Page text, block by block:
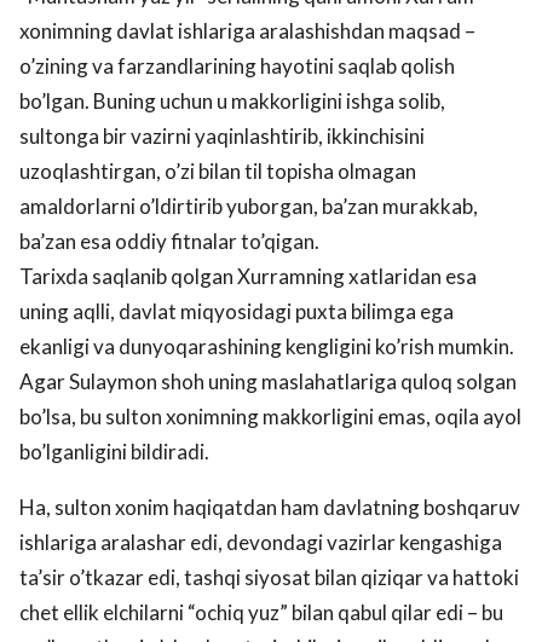
xonimning davlat ishlariga aralashishdan maqsad –
o’zining va farzandlarining hayotini saqlab qolish
bo’lgan. Buning uchun u makkorligini ishga solib,
sultonga bir vazirni yaqinlashtirib, ikkinchisini
uzoqlashtirgan, o’zi bilan til topisha olmagan
amaldorlarni o’ldirtirib yuborgan, ba’zan murakkab,
ba’zan esa oddiy fitnalar to’qigan.
Tarixda saqlanib qolgan Xurramning xatlaridan esa
uning aqlli, davlat miqyosidagi puxta bilimga ega
ekanligi va dunyoqarashining kengligini ko’rish mumkin.
Agar Sulaymon shoh uning maslahatlariga quloq solgan
bo’lsa, bu sulton xonimning makkorligini emas, oqila ayol
bo’lganligini bildiradi.
Ha, sulton xonim haqiqatdan ham davlatning boshqaruv
ishlariga aralashar edi, devondagi vazirlar kengashiga
ta’sir o’tkazar edi, tashqi siyosat bilan qiziqar va hattoki
chet ellik elchilarni “ochiq yuz” bilan qabul qilar edi – bu